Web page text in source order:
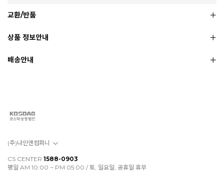
교환/반품
상품 정보안내
배송안내
(주)나인앤컴퍼니
CS CENTER 1588-0903
평일 AM 10:00 ~ PM 05:00 / 토, 일요일, 공휴일 휴무